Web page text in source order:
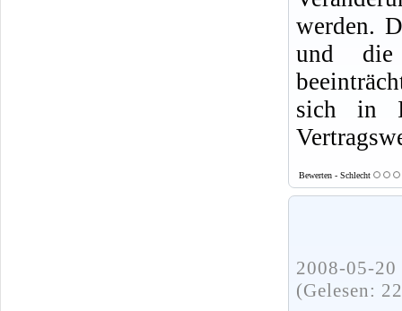
werden.
und die
sich in
Bewerten - Schlecht
2008-05-
(Gelesen: